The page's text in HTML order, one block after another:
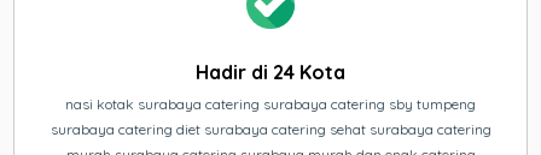
Hadir di 24 Kota
nasi kotak surabaya catering surabaya catering sby tumpeng
surabaya catering diet surabaya catering sehat surabaya catering